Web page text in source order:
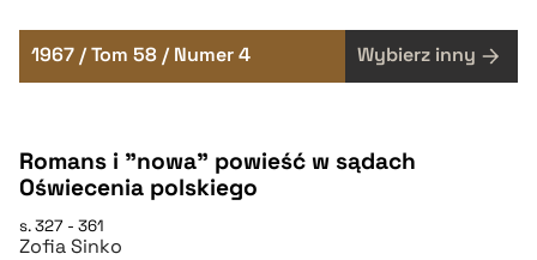
1967 / Tom 58 / Numer 4 Wybierz inny
Romans i "nowa" powieść w sądach
Oświecenia polskiego
s. 327 - 361
Zofia Sinko